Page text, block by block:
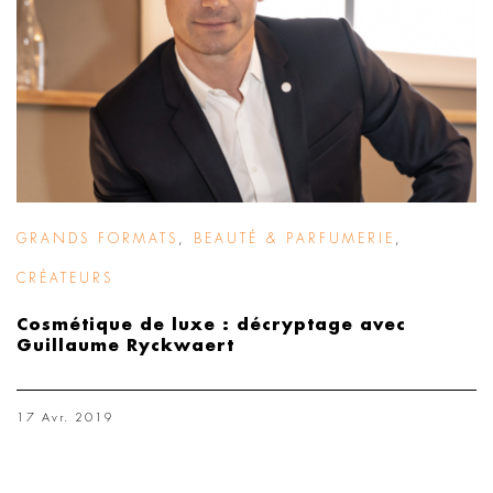
GRANDS FORMATS BEAUTÉ & PARFUMERIE
CRÉATEURS
Cosmétique de luxe : décryptage avec
Guillaume Ryckwaert
17 Avr. 2019